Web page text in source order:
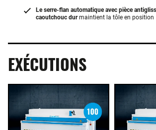
Le serre-flan automatique avec pièce
caoutchouc durmaintient la tôle en position
EXÉCUTIONS